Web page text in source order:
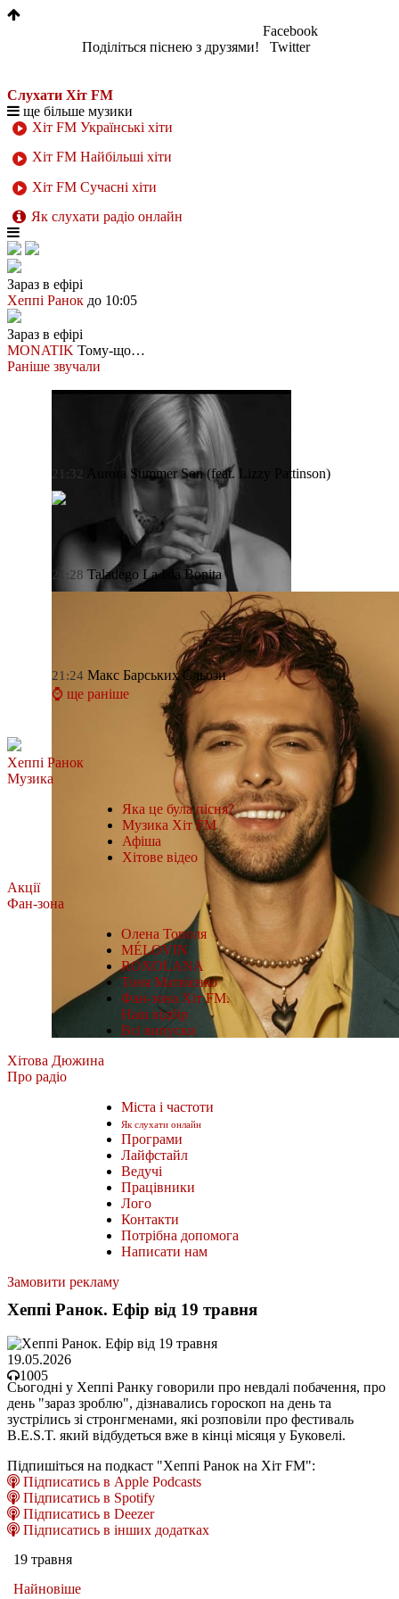
Поділіться піснею з друзями!
Facebook
Twitter
Слухати Хіт FM
ще більше музики
Хіт FM Українські хіти
Хіт FM Найбільші хіти
Хіт FM Сучасні хіти
Як слухати радіо онлайн
Зараз в ефірі
Хеппі Ранок до 10:05
Зараз в ефірі
MONATIK Тому-що…
Раніше звучали
21:32 Aurora Summer Son (feat. Lizzy Pattinson)
21:28 Taladego La Isla Bonita
21:24 Макс Барських Сльози
⌚ ще раніше
Хеппі Ранок
Музика
Яка це була пісня?
Музика Хіт FM
Афіша
Хітове відео
Акції
Фан-зона
Олена Тополя
MÉLOVIN
ROXOLANA
Тоня Матвієнко
Фан-зона Хіт FM.
Наш відбір
Всі випуски
Хітова Дюжина
Про радіо
Міста і частоти
Як слухати онлайн
Програми
Лайфстайл
Ведучі
Працівники
Лого
Контакти
Потрібна допомога
Написати нам
Замовити рекламу
Хеппі Ранок. Ефір від 19 травня
19.05.2026
1005
Сьогодні у Хеппі Ранку говорили про невдалі побачення, про
день "зараз зроблю", дізнавались гороскоп на день та
зустрілись зі стронгменами, які розповіли про фестиваль
B.E.S.T. який відбудеться вже в кінці місяця у Буковелі.
Підпишіться на подкаст "Хеппі Ранок на Хіт FM":
Підписатись в Apple Podcasts
Підписатись в Spotify
Підписатись в Deezer
Підписатись в інших додатках
19 травня
Найновіше